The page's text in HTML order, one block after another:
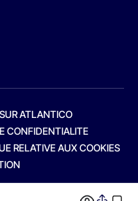
ATLANTICO
CONFIDENTIALITE
RELATIVE AUX COOKIES